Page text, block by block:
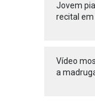
Jovem
recital
Vídeo
a